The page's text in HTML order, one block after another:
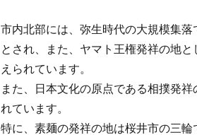
市内北部には、弥生時代の大規模集
とされ、また、ヤマト王権発祥の地
えられています。
また、日本文化の原点である相撲発
れています。
特に、素麺の発祥の地は桜井市の三輪